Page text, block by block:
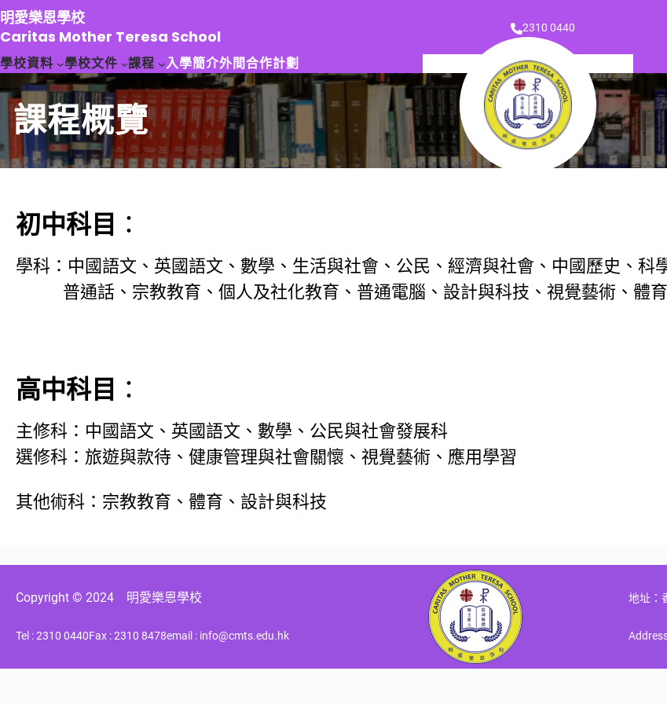
跳
至
主
要
容
明愛樂恩學校
Caritas Mother Teresa School
2310 0440
學校資料 學校文件 課程 入學簡介外間合作計劃
課程概覽
初中科目 ：
學科：中國語文、英國語文、數學、生活與社會、公民、經濟與社會、中國歷史、科
普通話、宗教教育、個人及社化教育、普通電腦、設計與科技、視覺藝術、體
高中科目 ：
主修科：中國語文、英國語文、數學、公民與社會發展科
選修科：旅遊與款待、健康管理與社會關懷、視覺藝術、應用學習
其他術科：宗教教育、體育、設計與科技
Copyright © 2024 明愛樂恩學校
Tel : 2310 0440Fax : 2310 8478email : info@cmts.edu.hk
地址：